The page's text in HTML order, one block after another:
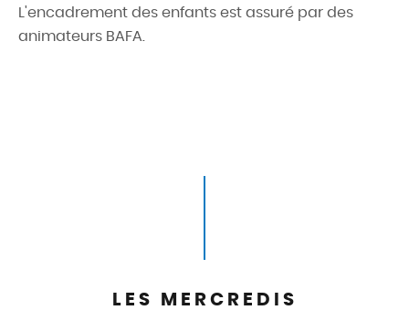
L'encadrement des enfants est assuré par des
animateurs BAFA.
LES MERCREDIS